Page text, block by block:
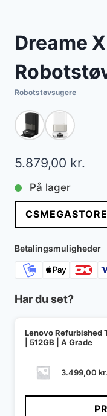
Dreame
Robotstøvsugere
5.879,00 kr.
På lager
Betalingsmuligheder
Har du set?
Lenovo Refurbished
| 512GB | A Grade
3.499,00 kr.